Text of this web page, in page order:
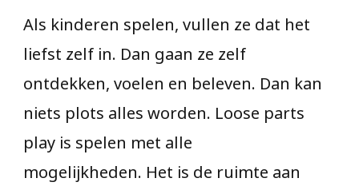
Als kinderen spelen, vullen ze dat het
liefst zelf in. Dan gaan ze zelf
ontdekken, voelen en beleven. Dan kan
niets plots alles worden. Loose parts
play is spelen met alle
mogelijkheden. Het is de ruimte aan